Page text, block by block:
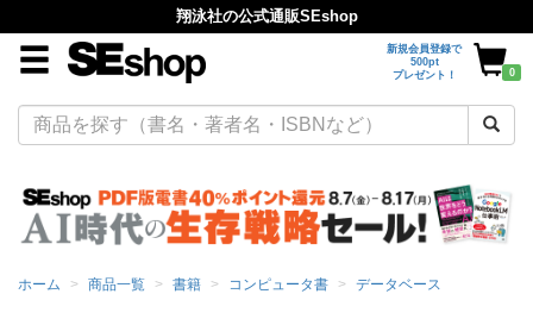
翔泳社の公式通販SEshop
新規会員登録で
500pt
プレゼント！
0
ホーム 商品一覧 書籍 コンピュータ書 データベース